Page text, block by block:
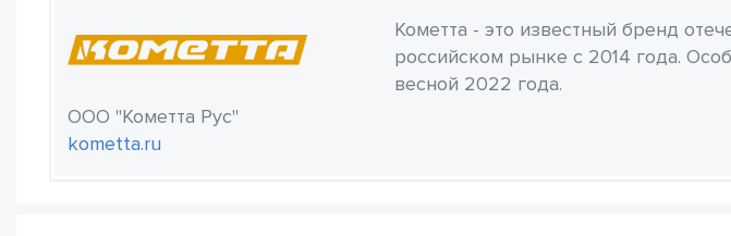
ООО "Кометта Рус"
kometta.ru
Кометта - это известный бренд
российском рынке с 2014 года.
весной 2022 года.